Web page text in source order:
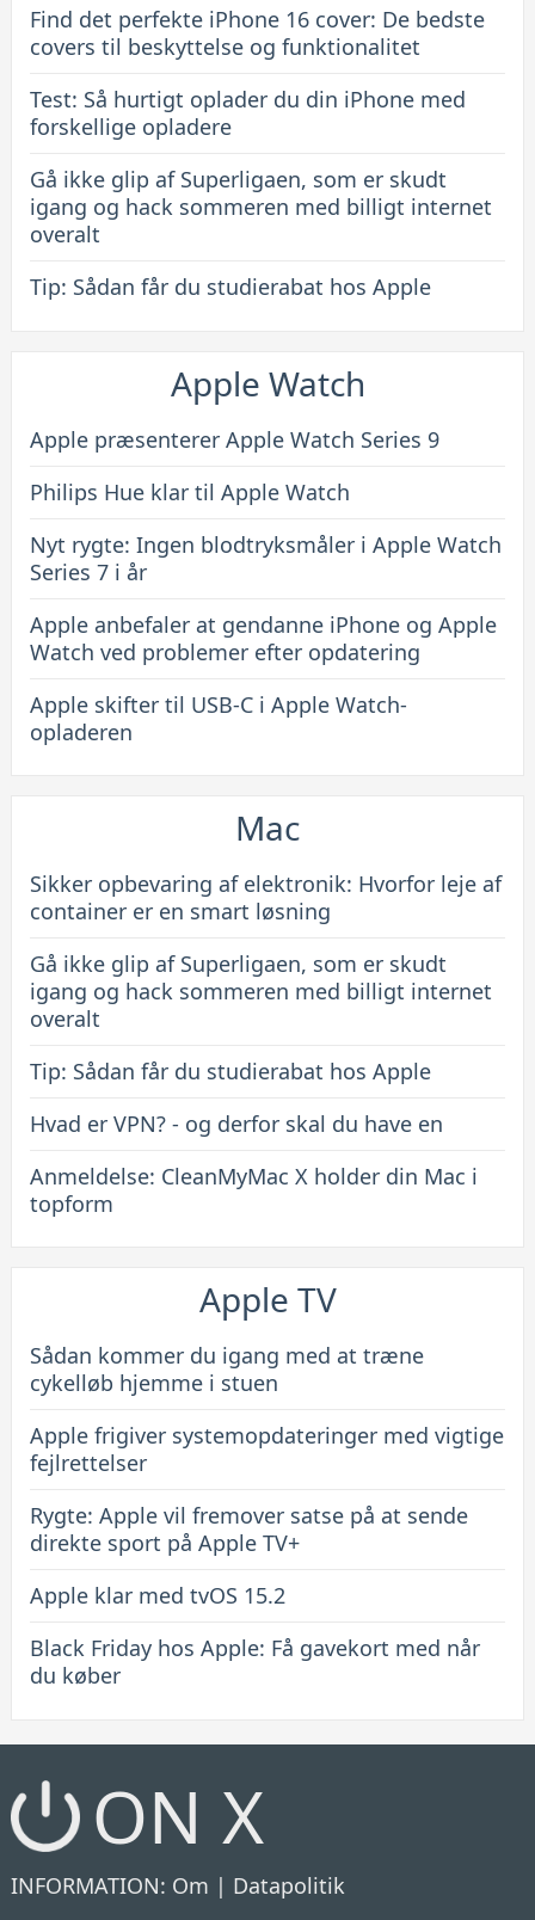
funktionalitet
Find det perfekte iPhone 16 cover: De bedste
covers til beskyttelse og funktionalitet
Test: Så hurtigt oplader du din iPhone med
forskellige opladere
Gå ikke glip af Superligaen, som er skudt
igang og hack sommeren med billigt internet
overalt
Tip: Sådan får du studierabat hos Apple
Apple Watch
Apple præsenterer Apple Watch Series 9
Philips Hue klar til Apple Watch
Nyt rygte: Ingen blodtryksmåler i Apple Watch
Series 7 i år
Apple anbefaler at gendanne iPhone og Apple
Watch ved problemer efter opdatering
Apple skifter til USB-C i Apple Watch-
opladeren
Mac
Sikker opbevaring af elektronik: Hvorfor leje af
container er en smart løsning
Gå ikke glip af Superligaen, som er skudt
igang og hack sommeren med billigt internet
overalt
Tip: Sådan får du studierabat hos Apple
Hvad er VPN? - og derfor skal du have en
Anmeldelse: CleanMyMac X holder din Mac i
topform
Apple TV
Sådan kommer du igang med at træne
cykelløb hjemme i stuen
Apple frigiver systemopdateringer med vigtige
fejlrettelser
Rygte: Apple vil fremover satse på at sende
direkte sport på Apple TV+
Apple klar med tvOS 15.2
Black Friday hos Apple: Få gavekort med når
du køber
ON X
INFORMATION: Om | Datapolitik